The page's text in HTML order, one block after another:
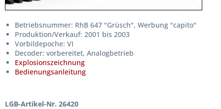
Betriebsnummer: RhB 647 "Grüsch", Werbung "capito"
Produktion/Verkauf: 2001 bis 2003
Vorbildepoche: VI
Decoder: vorbereitet, Analogbetrieb
Explosionszeichnung
Bedienungsanleitung
LGB-Artikel-Nr. 26420